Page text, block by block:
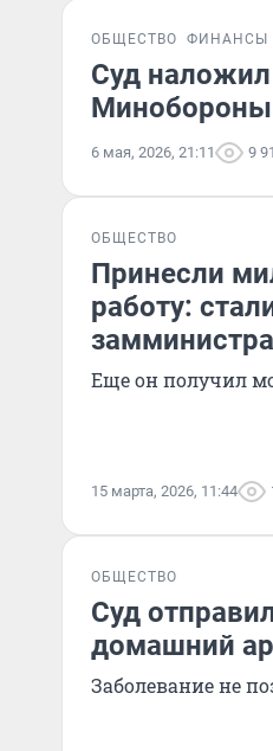
ОБЩЕСТВО ФИНАНСЫ
Суд
Минобороны
6 мая, 2026, 21:11 9
ОБЩЕСТВО
Принесли
работу:
Еще он получил
15 марта, 2026, 11:44
ОБЩЕСТВО
Суд
домашний
Заболевание не